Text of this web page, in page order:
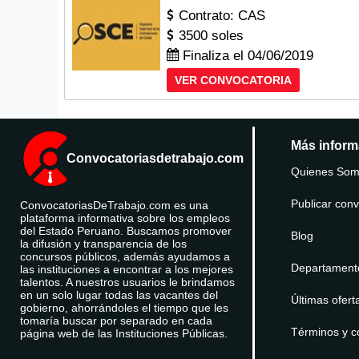
Contrato: CAS
3500 soles
Finaliza el 04/06/2019
VER CONVOCATORIA
Convocatoriasdetrabajo.com
ConvocatoriasDeTrabajo.com es una
plataforma informativa sobre los empleos
del Estado Peruano. Buscamos promover
la difusión y transparencia de los
concursos públicos, además ayudamos a
las instituciones a encontrar a los mejores
talentos. A nuestros usuarios le brindamos
en un solo lugar todas las vacantes del
gobierno, ahorrándoles el tiempo que les
tomaría buscar por separado en cada
página web de las Instituciones Públicas.
Más
Quienes
Publicar
Blog
Últimas
Términos y